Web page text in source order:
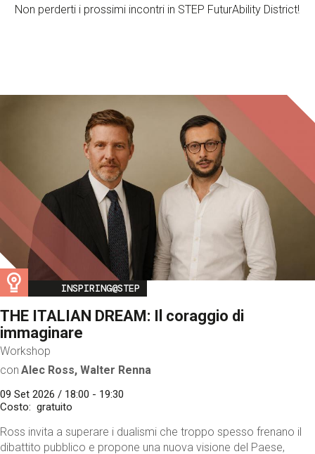
Non perderti i prossimi incontri in STEP FuturAbility District!
Image
INSPIRING@STEP
THE ITALIAN DREAM: Il coraggio di
immaginare
Workshop
con Alec Ross, Walter Renna
09 Set 2026 / 18:00 - 19:30
Costo
gratuito
Ross invita a superare i dualismi che troppo spesso frenano il
dibattito pubblico e propone una nuova visione del Paese,